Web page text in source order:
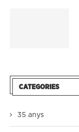
CATEGORIES
35 anys